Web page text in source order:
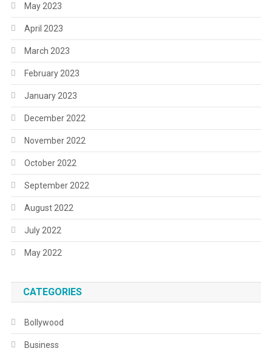
May 2023
April 2023
March 2023
February 2023
January 2023
December 2022
November 2022
October 2022
September 2022
August 2022
July 2022
May 2022
CATEGORIES
Bollywood
Business